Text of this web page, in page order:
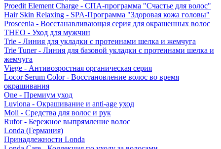
Proedit Element Charge - СПА-программа "Счастье для волос"
Hair Skin Relaxing - SPA-Программа "Здоровая кожа головы"
Proscenia - Восстанавливающая серия для окрашенных волос
THEO - Уход для мужчин
Trie - Линия для укладки с протеинами шелка и жемчуга
Trie Tuner - Линия для базовой укладки с протеинами шелка и
жемчуга
Viege - Антивозростная органическая серия
Locor Serum Color - Восстановление волос во время
окрашивания
One - Премиум уход
Luviona - Окрашивание и anti-age уход
Moii - Средства для волос и рук
Rufor - Бережное выпрямление волос
Londa (Германия)
Принадлежности Londa